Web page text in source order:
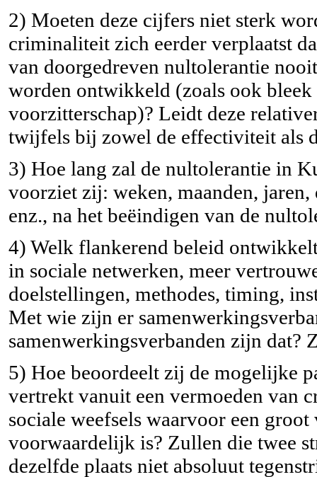
2) Moeten deze cijfers niet sterk
criminaliteit zich eerder verplaatst
van doorgedreven nultolerantie
worden ontwikkeld (zoals ook
voorzitterschap)? Leidt deze
twijfels bij zowel de effectiviteit als
3) Hoe lang zal de nultolerantie in
voorziet zij: weken, maanden,
enz., na het beëindigen van de
4) Welk flankerend beleid
in sociale netwerken, meer
doelstellingen, methodes, timing,
Met wie zijn er
samenwerkingsverbanden zijn dat?
5) Hoe beoordeelt zij de mogelijke
vertrekt vanuit een vermoeden van
sociale weefsels waarvoor een
voorwaardelijk is? Zullen die twee
dezelfde plaats niet absoluut